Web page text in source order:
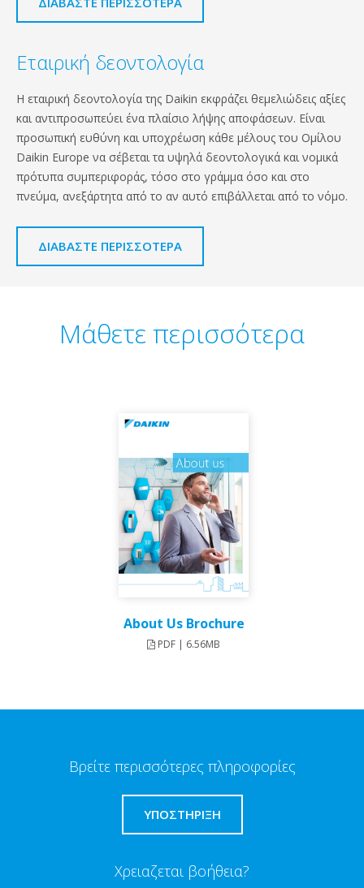
Εταιρική δεοντολογία
Η εταιρική δεοντολογία της Daikin εκφράζει θεμελιώδεις αξίες
και αντιπροσωπεύει ένα πλαίσιο λήψης αποφάσεων. Είναι
προσωπική ευθύνη και υποχρέωση κάθε μέλους του Ομίλου
Daikin Europe να σέβεται τα υψηλά δεοντολογικά και νομικά
πρότυπα συμπεριφοράς, τόσο στο γράμμα όσο και στο
πνεύμα, ανεξάρτητα από το αν αυτό επιβάλλεται από το νόμο.
ΔΙΑΒΆΣΤΕ ΠΕΡΙΣΣΌΤΕΡΑ
Μάθετε περισσότερα
About Us Brochure
PDF | 6.56MB
Βρείτε περισσότερες πληροφορίες
ΥΠΟΣΤΗΡΙΞΗ
Χρειαζεται βοήθεια?